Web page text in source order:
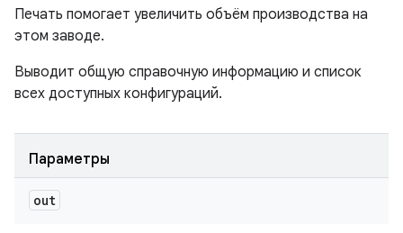
Печать помогает увеличить объём производства на
этом заводе.
Выводит общую справочную информацию и список
всех доступных конфигураций.
Параметры
out